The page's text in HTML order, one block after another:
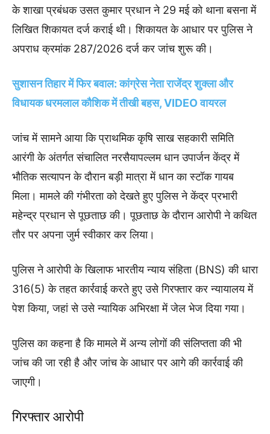
के शाखा प्रबंधक उसत कुमार प्रधान ने 29 मई को थाना बसना में
लिखित शिकायत दर्ज कराई थी। शिकायत के आधार पर पुलिस ने
अपराध क्रमांक 287/2026 दर्ज कर जांच शुरू की।
सुशासन तिहार में फिर बवाल: कांग्रेस नेता राजेंद्र शुक्ला और
विधायक धरमलाल कौशिक में तीखी बहस, VIDEO वायरल
जांच में सामने आया कि प्राथमिक कृषि साख सहकारी समिति
आरंगी के अंतर्गत संचालित नरसैयापल्लम धान उपार्जन केंद्र में
भौतिक सत्यापन के दौरान बड़ी मात्रा में धान का स्टॉक गायब
मिला। मामले की गंभीरता को देखते हुए पुलिस ने केंद्र प्रभारी
महेन्द्र प्रधान से पूछताछ की। पूछताछ के दौरान आरोपी ने कथित
तौर पर अपना जुर्म स्वीकार कर लिया।
पुलिस ने आरोपी के खिलाफ भारतीय न्याय संहिता (BNS) की धारा
316(5) के तहत कार्रवाई करते हुए उसे गिरफ्तार कर न्यायालय में
पेश किया, जहां से उसे न्यायिक अभिरक्षा में जेल भेज दिया गया।
पुलिस का कहना है कि मामले में अन्य लोगों की संलिप्तता की भी
जांच की जा रही है और जांच के आधार पर आगे की कार्रवाई की
जाएगी।
गिरफ्तार आरोपी